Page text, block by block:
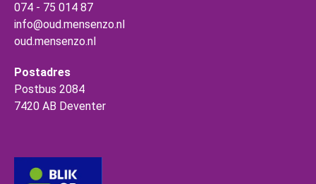
074 - 75 014 87
info@oud.mensenzo.nl
oud.mensenzo.nl
Postadres
Postbus 2084
7420 AB Deventer